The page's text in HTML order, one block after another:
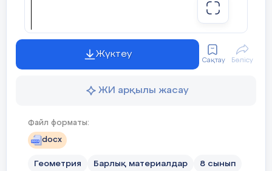
Сабақтың мақсаты
Сабақтың барысы
Жүктеу
Сақтау Бөлісу
ЖИ арқылы жасау
Файл форматы:
docx
Геометрия Барлық материалдар 8 сынып